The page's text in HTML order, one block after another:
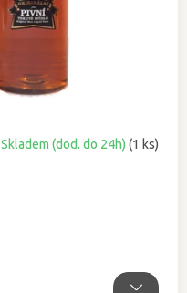
Skladem (dod. do 24h)(1 ks)